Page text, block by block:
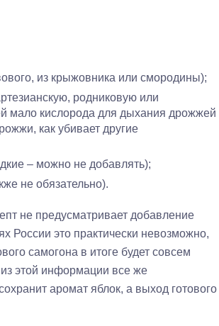
из крыжовника или смородины);
родниковую или
мало кислорода для дыхания дрожжей
как убивает другие
– можно не добавлять);
не обязательно).
не предусматривает добавление
России это практически невозможно,
самогона в итоге будет совсем
этой информации все же
аромат яблок, а выход готового